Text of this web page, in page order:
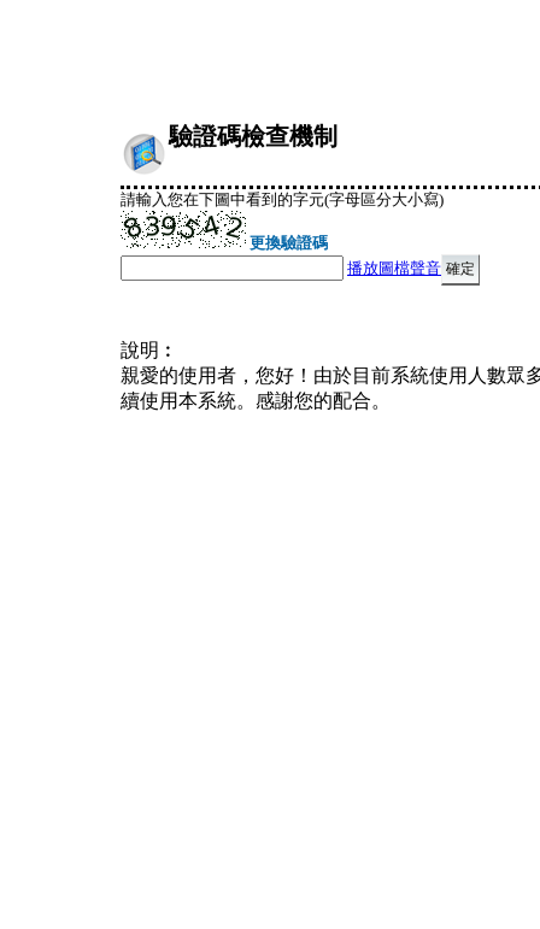
驗證碼檢查機制
請輸入您在下圖中看到的字元(字母區分大小寫)
更換驗證碼
播放圖檔聲音
說明︰
親愛的使用者，您好！由於目前系統使用人數眾
續使用本系統。感謝您的配合。